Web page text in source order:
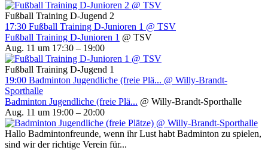
Fußball Training D-Jugend 2
17:30 Fußball Training D-Junioren 1 @ TSV
Fußball Training D-Junioren 1 @ TSV
Aug. 11 um 17:30 – 19:00
Fußball Training D-Jugend 1
19:00 Badminton Jugendliche (freie Plä... @ Willy-Brandt-
Sporthalle
Badminton Jugendliche (freie Plä... @ Willy-Brandt-Sporthalle
Aug. 11 um 19:00 – 20:00
Hallo Badmintonfreunde, wenn ihr Lust habt Badminton zu spielen,
sind wir der richtige Verein für...